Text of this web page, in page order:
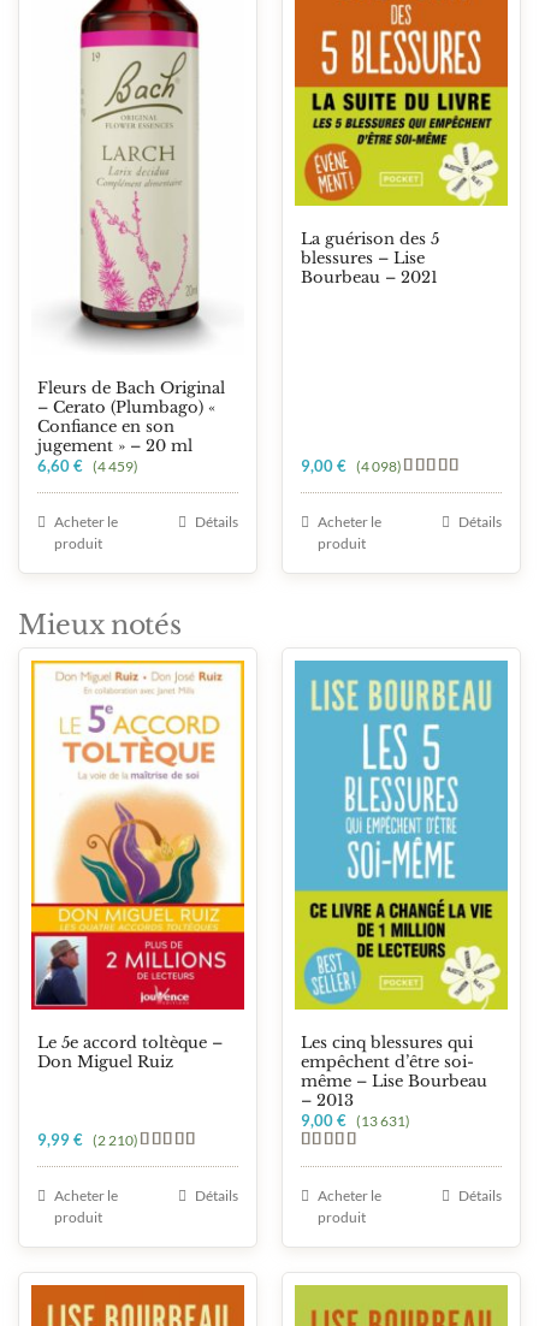
Fleurs de Bach Original
– Cerato (Plumbago) «
Confiance en son
jugement » – 20 ml
6,60€ (4 459)
Acheter le
produit
Détails
La guérison des 5
blessures – Lise
Bourbeau – 2021
Note5.00
9,00€ (4 098)
Acheter le
produit
Détails
Mieux notés
Le 5e accord toltèque –
Don Miguel Ruiz
Note5.00
9,99€ (2 210)
Acheter le
produit
Détails
Les cinq blessures qui
empêchent d’être soi-
même – Lise Bourbeau
– 2013
Note5.00
sur 5
9,00€ (13 631)
Acheter le
produit
Détails